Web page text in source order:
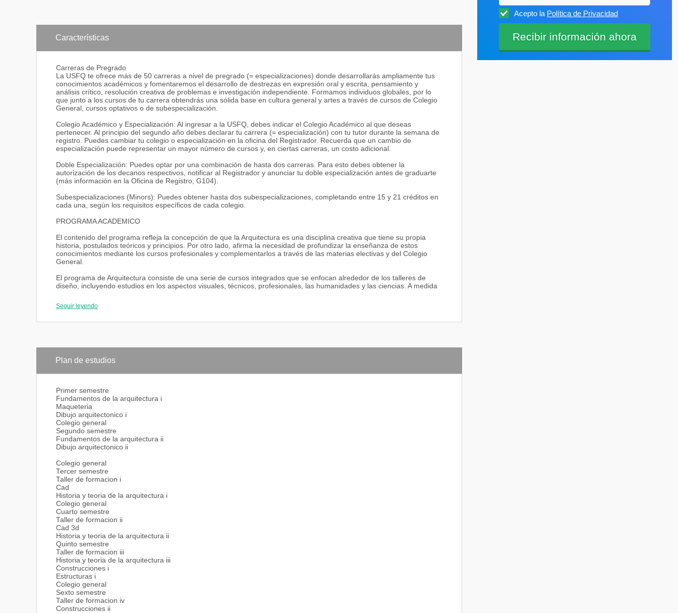
Características
Carreras de Pregrado
La USFQ te ofrece más de 50 carreras a nivel de pregrado (= especializaciones) donde desarrollarás ampliamente tus
conocimientos académicos y fomentaremos el desarrollo de destrezas en expresión oral y escrita, pensamiento y
análisis crítico, resolución creativa de problemas e investigación independiente. Formamos individuos globales, por lo
que junto a los cursos de tu carrera obtendrás una sólida base en cultura general y artes a través de cursos de Colegio
General, cursos optativos o de subespecialización.
Colegio Académico y Especialización: Al ingresar a la USFQ, debes indicar el Colegio Académico al que deseas
pertenecer. Al principio del segundo año debes declarar tu carrera (= especialización) con tu tutor durante la semana de
registro. Puedes cambiar tu colegio o especialización en la oficina del Registrador. Recuerda que un cambio de
especialización puede representar un mayor número de cursos y, en ciertas carreras, un costo adicional.
Doble Especialización: Puedes optar por una combinación de hasta dos carreras. Para esto debes obtener la
autorización de los decanos respectivos, notificar al Registrador y anunciar tu doble especialización antes de graduarte
(más información en la Oficina de Registro, G104).
Subespecializaciones (Minors): Puedes obtener hasta dos subespecializaciones, completando entre 15 y 21 créditos en
cada una, según los requisitos específicos de cada colegio.
PROGRAMA ACADEMICO
El contenido del programa refleja la concepción de que la Arquitectura es una disciplina creativa que tiene su propia
historia, postulados teóricos y principios. Por otro lado, afirma la necesidad de profundizar la enseñanza de estos
conocimientos mediante los cursos profesionales y complementarlos a través de las materias electivas y del Colegio
General.
El programa de Arquitectura consiste de una serie de cursos integrados que se enfocan alrededor de los talleres de
diseño, incluyendo estudios en los aspectos visuales, técnicos, profesionales, las humanidades y las ciencias. A medida
El programa de la carrera de Arquitectura está organizado en tres niveles: Introductorio, durante el primer año
Cada una de las etapas tiene sus propios requisitos; la organización del programa refleja la educación del arquitecto
Seguir leyendo
Plan de estudios
Primer semestre
Fundamentos de la arquitectura i
Maqueteria
Dibujo arquitectonico i
Colegio general
Segundo semestre
Fundamentos de la arquitectura ii
Dibujo arquitectonico ii
Colegio general
Tercer semestre
Taller de formacion i
Cad
Historia y teoria de la arquitectura i
Colegio general
Cuarto semestre
Taller de formacion ii
Cad 3d
Historia y teoria de la arquitectura ii
Quinto semestre
Taller de formacion iii
Historia y teoria de la arquitectura iii
Construcciones i
Estructuras i
Colegio general
Sexto semestre
Taller de formacion iv
Construcciones ii
Selecciónala
Acepto la Política de Privacidad